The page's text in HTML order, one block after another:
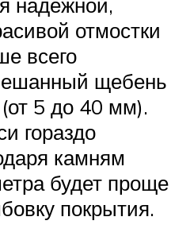
отмостки
всего
щебень
5 до 40 мм).
гораздо
камням
будет проще
покрытия.